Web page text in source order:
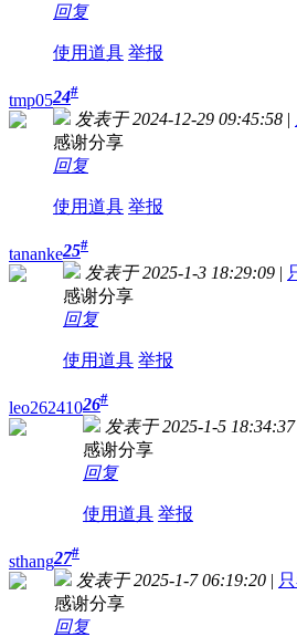
回复
使用道具 举报
tmp0524#
发表于 2024-12-29 09:45:58 |
感谢分享
回复
使用道具 举报
tananke25#
发表于 2025-1-3 18:29:09 |
感谢分享
回复
使用道具 举报
leo26241026#
发表于 2025-1-5 18:34:37
感谢分享
回复
使用道具 举报
sthang27#
发表于 2025-1-7 06:19:20 |
感谢分享
回复